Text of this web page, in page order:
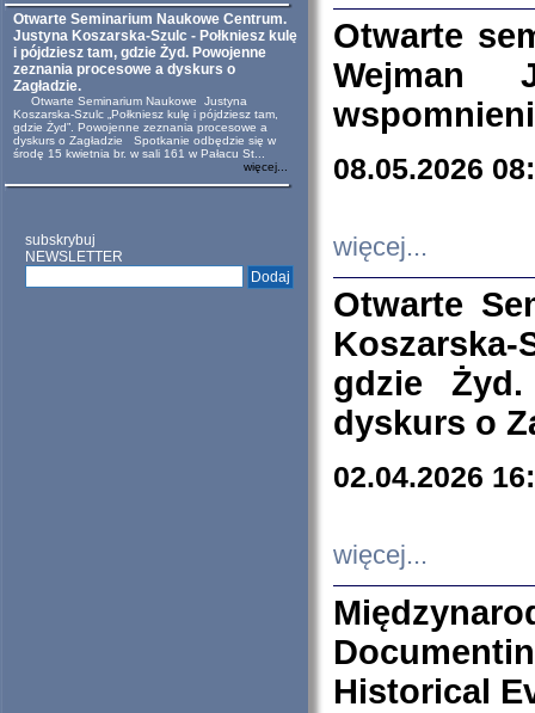
Otwarte Seminarium Naukowe Centrum.
Justyna Koszarska-Szulc - Połkniesz kulę
i pójdziesz tam, gdzie Żyd. Powojenne
zeznania procesowe a dyskurs o
Zagładzie.
Otwarte Seminarium Naukowe Justyna
Koszarska-Szulc „Połkniesz kulę i pójdziesz tam,
gdzie Żyd”. Powojenne zeznania procesowe a
dyskurs o Zagładzie Spotkanie odbędzie się w
środę 15 kwietnia br. w sali 161 w Pałacu St...
więcej...
subskrybuj
NEWSLETTER
Otwarte
Wejman
08.05.2026
więcej...
Otwarte
Koszarska-
gdzie
dyskurs o
02.04.2026
więcej...
Historical